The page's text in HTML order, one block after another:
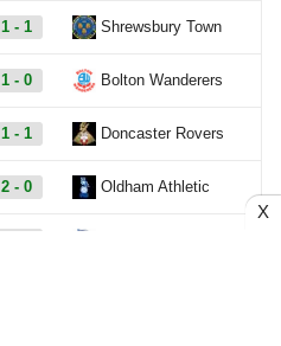
1 - 1 Shrewsbury Town
1 - 0 Bolton Wanderers
1 - 1 Doncaster Rovers
2 - 0 Oldham Athletic
X